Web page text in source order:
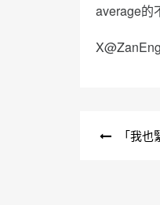
average的
「我